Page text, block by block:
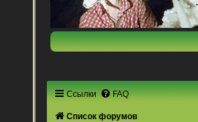
Ссылки FAQ
Список форумов